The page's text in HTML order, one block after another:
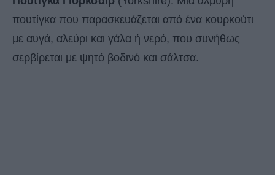
πουτίγκα που παρασκευάζεται από ένα κουρκούτι
με αυγά, αλεύρι και γάλα ή νερό, που συνήθως
σερβίρεται με ψητό βοδινό και σάλτσα.